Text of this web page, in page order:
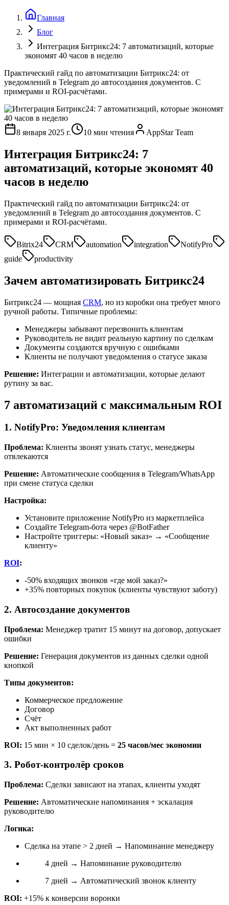
Главная
Блог
Интеграция Битрикс24: 7 автоматизаций, которые
экономят 40 часов в неделю
Практический гайд по автоматизации Битрикс24: от
уведомлений в Telegram до автосоздания документов. С
примерами и ROI-расчётами.
8 января 2025 г. 10 мин чтения AppStar Team
Интеграция Битрикс24: 7
автоматизаций, которые экономят 40
часов в неделю
Практический гайд по автоматизации Битрикс24: от
уведомлений в Telegram до автосоздания документов. С
примерами и ROI-расчётами.
Bitrix24 CRM automation integration
NotifyPro
guide
productivity
Зачем автоматизировать Битрикс24
Битрикс24 — мощная CRM, но из коробки она требует много
ручной работы. Типичные проблемы:
Менеджеры забывают перезвонить клиентам
Руководитель не видит реальную картину по сделкам
Документы создаются вручную с ошибками
Клиенты не получают уведомления о статусе заказа
Решение: Интеграции и автоматизации, которые делают
рутину за вас.
7 автоматизаций с максимальным ROI
1. NotifyPro: Уведомления клиентам
Проблема: Клиенты звонят узнать статус, менеджеры
отвлекаются
Решение: Автоматические сообщения в Telegram/WhatsApp
при смене статуса сделки
Настройка:
Установите приложение NotifyPro из маркетплейса
Создайте Telegram-бота через @BotFather
Настройте триггеры: «Новый заказ» → «Сообщение
клиенту»
ROI:
-50% входящих звонков «где мой заказ?»
+35% повторных покупок (клиенты чувствуют заботу)
2. Автосоздание документов
Проблема: Менеджер тратит 15 минут на договор, допускает
ошибки
Решение: Генерация документов из данных сделки одной
кнопкой
Типы документов:
Коммерческое предложение
Договор
Счёт
Акт выполненных работ
ROI: 15 мин × 10 сделок/день = 25 часов/мес экономии
3. Робот-контролёр сроков
Проблема: Сделки зависают на этапах, клиенты уходят
Решение: Автоматические напоминания + эскалация
руководителю
Логика:
Сделка на этапе > 2 дней → Напоминание менеджеру
4 дней → Напоминание руководителю
7 дней → Автоматический звонок клиенту
ROI: +15% к конверсии воронки